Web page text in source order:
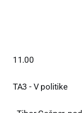
11.00
TA3 - V politike